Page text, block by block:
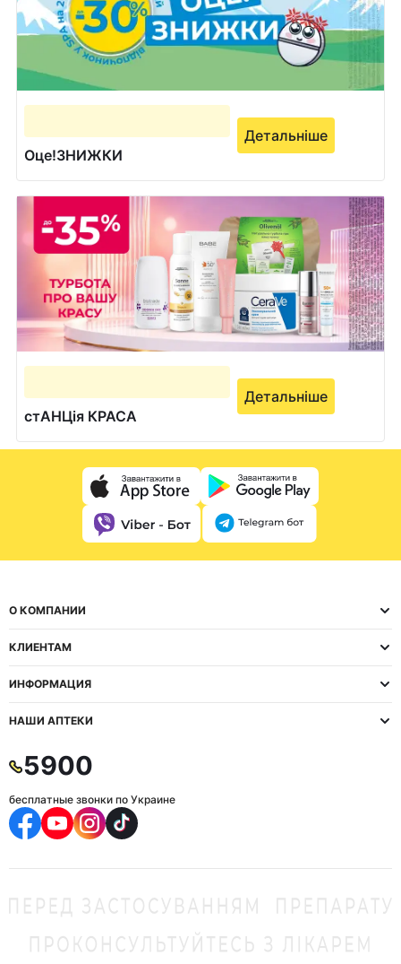
Оце!ЗНИЖКИ
Детальніше
стАНЦія КРАСА
Детальніше
О КОМПАНИИ
КЛИЕНТАМ
ИНФОРМАЦИЯ
НАШИ АПТЕКИ
5900
бесплатные звонки по Украине